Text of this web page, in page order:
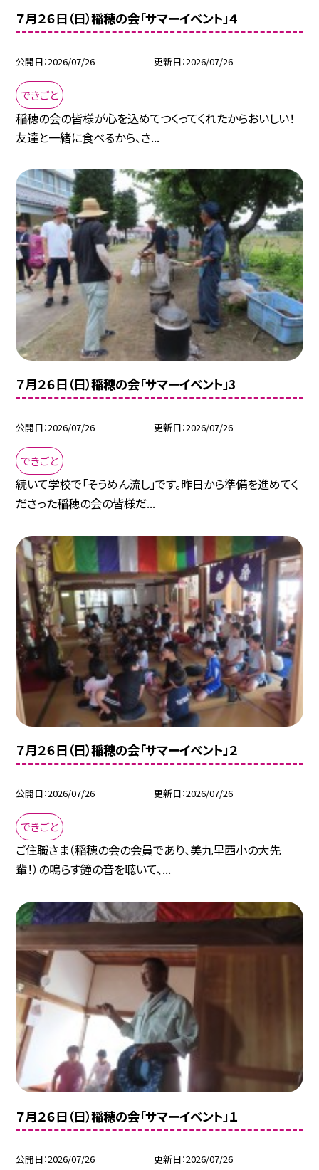
７月２６日（日）稲穂の会「サマーイベント」４
公開日 2026/07/26 更新日 2026/07/26
できごと
稲穂の会の皆様が心を込めてつくってくれたからおいしい！
友達と一緒に食べるから、さ...
７月２６日（日）稲穂の会「サマーイベント」3
公開日 2026/07/26 更新日 2026/07/26
できごと
続いて学校で「そうめん流し」です。昨日から準備を進めてく
ださった稲穂の会の皆様だ...
７月２６日（日）稲穂の会「サマーイベント」２
公開日 2026/07/26 更新日 2026/07/26
できごと
ご住職さま（稲穂の会の会員であり、美九里西小の大先
輩！）の鳴らす鐘の音を聴いて、...
７月２６日（日）稲穂の会「サマーイベント」１
公開日 2026/07/26 更新日 2026/07/26